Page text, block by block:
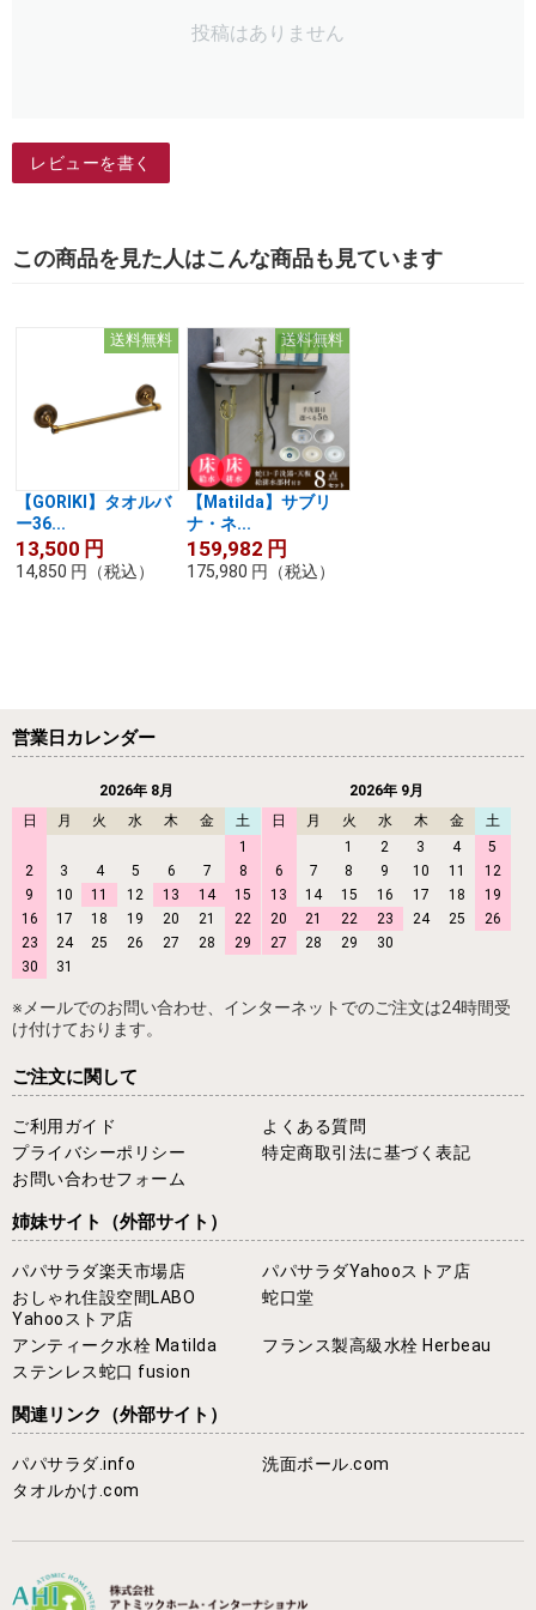
投稿はありません
レビューを書く
この商品を見た人はこんな商品も見ています
送料無料
【GORIKI】タオルバ
ー36...
13,500 円
14,850 円 （税込）
送料無料
【Matilda】サブリ
ナ・ネ...
159,982 円
175,980 円 （税込）
営業日カレンダー
2026年 8月
日
月 火 水 木 金
土
1
2
3 4 5 6 7
8
9
10 11 12 13 14
15
16
17 18 19 20 21
22
23
24 25 26 27 28
29
30
31
2026年 9月
日
月 火 水 木 金
土
1
2 3 4
5
6
7 8 9 10 11
12
13
14 15 16 17 18
19
20
21 22 23 24 25
26
27
28 29 30
※メールでのお問い合わせ、インターネットでのご注文は24時間受
け付けております。
ご注文に関して
ご利用ガイド
よくある質問
プライバシーポリシー
特定商取引法に基づく表記
お問い合わせフォーム
姉妹サイト （外部サイト）
パパサラダ楽天市場店
パパサラダYahooストア店
おしゃれ住設空間LABO
Yahooストア店
蛇口堂
アンティーク水栓 Matilda
フランス製高級水栓 Herbeau
ステンレス蛇口 fusion
関連リンク （外部サイト）
パパサラダ.info
洗面ボール.com
タオルかけ.com